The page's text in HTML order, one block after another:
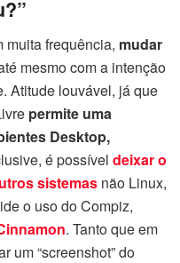
muita frequência, mudar
mesmo com a intenção
Atitude louvável, já que
permite uma
Desktop,
é possível deixar o
sistemas não Linux,
o uso do Compiz,
. Tanto que em
um “screenshot” do